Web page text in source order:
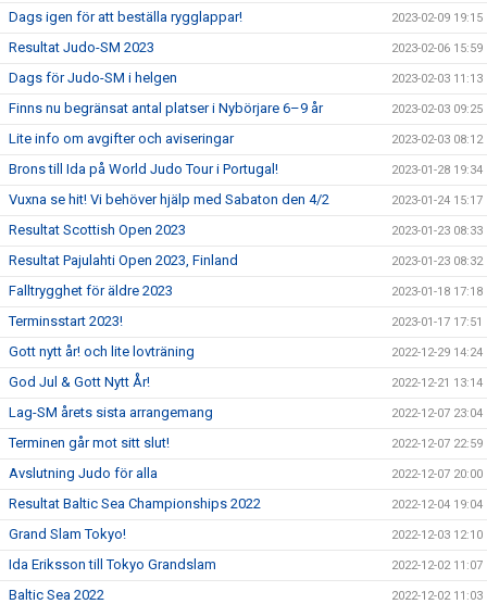
Dags igen för att beställa rygglappar! 2023-02-09 19:15
Resultat Judo-SM 2023 2023-02-06 15:59
Dags för Judo-SM i helgen 2023-02-03 11:13
Finns nu begränsat antal platser i Nybörjare 6–9 år 2023-02-03 09:25
Lite info om avgifter och aviseringar 2023-02-03 08:12
Brons till Ida på World Judo Tour i Portugal! 2023-01-28 19:34
Vuxna se hit! Vi behöver hjälp med Sabaton den 4/2 2023-01-24 15:17
Resultat Scottish Open 2023 2023-01-23 08:33
Resultat Pajulahti Open 2023, Finland 2023-01-23 08:32
Falltrygghet för äldre 2023 2023-01-18 17:18
Terminsstart 2023! 2023-01-17 17:51
Gott nytt år! och lite lovträning 2022-12-29 14:24
God Jul & Gott Nytt År! 2022-12-21 13:14
Lag-SM årets sista arrangemang 2022-12-07 23:04
Terminen går mot sitt slut! 2022-12-07 22:59
Avslutning Judo för alla 2022-12-07 20:00
Resultat Baltic Sea Championships 2022 2022-12-04 19:04
Grand Slam Tokyo! 2022-12-03 12:10
Ida Eriksson till Tokyo Grandslam 2022-12-02 11:07
Baltic Sea 2022 2022-12-02 11:03